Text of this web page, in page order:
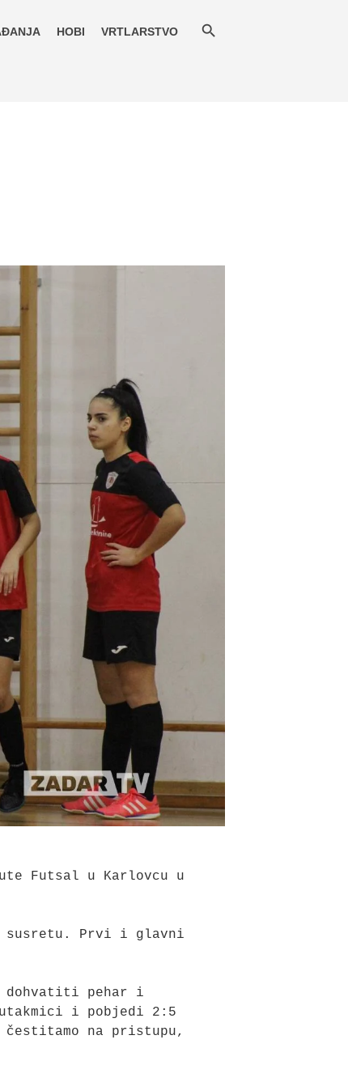
HOBI VRTLARSTVO
Futsal u Karlovcu u
susretu. Prvi i glavni
dohvatiti pehar i
i pobjedi 2:5
na pristupu,